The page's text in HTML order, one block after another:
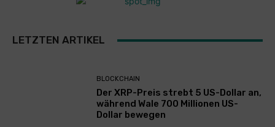
LETZTEN ARTIKEL
BLOCKCHAIN
Der XRP-Preis strebt 5 US-Dollar an,
während Wale 700 Millionen US-
Dollar bewegen